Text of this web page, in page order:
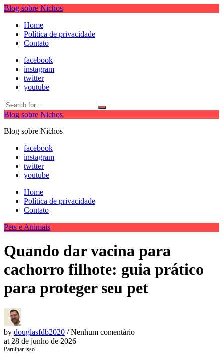
Blog sobre Nichos
Home
Política de privacidade
Contato
facebook
instagram
twitter
youtube
Blog sobre Nichos
Blog sobre Nichos
facebook
instagram
twitter
youtube
Home
Política de privacidade
Contato
Pets e Animais
Quando dar vacina para
cachorro filhote: guia prático
para proteger seu pet
by douglasfdb2020 / Nenhum comentário
at 28 de junho de 2026
Partilhar isso